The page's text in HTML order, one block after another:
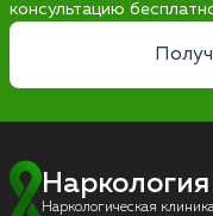
консультацию
Наркологическая